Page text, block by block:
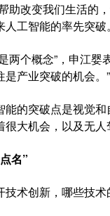
改变我们生活的，
工智能的率先突破。
个概念”，申江婴
产业突破的机会。”
突破点是视觉和
大机会，以及无
名”
术创新，哪些技术